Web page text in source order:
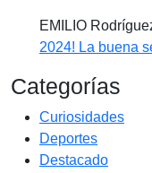
EMILIO
2024! La buena
Categorías
Curiosidades
Deportes
Destacado